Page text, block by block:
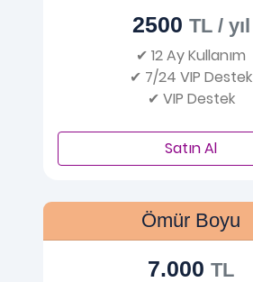
2500 TL / yıl
✔ 12 Ay Kullanım
✔ 7/24 VIP Destek
✔ VIP Destek
Satın Al
Ömür Boyu
7.000 TL